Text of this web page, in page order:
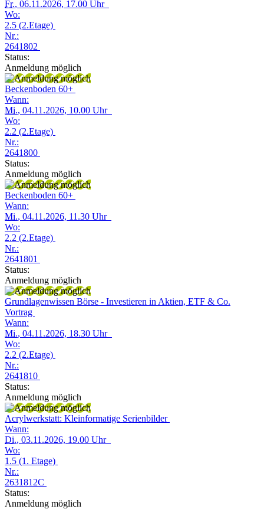
Fr., 06.11.2026, 17.00 Uhr
Wo:
2.5 (2.Etage)
Nr.:
2641802
Status:
Anmeldung möglich
Beckenboden 60+
Wann:
Mi., 04.11.2026, 10.00 Uhr
Wo:
2.2 (2.Etage)
Nr.:
2641800
Status:
Anmeldung möglich
Beckenboden 60+
Wann:
Mi., 04.11.2026, 11.30 Uhr
Wo:
2.2 (2.Etage)
Nr.:
2641801
Status:
Anmeldung möglich
Grundlagenwissen Börse - Investieren in Aktien, ETF & Co.
Vortrag
Wann:
Mi., 04.11.2026, 18.30 Uhr
Wo:
2.2 (2.Etage)
Nr.:
2641810
Status:
Anmeldung möglich
Acrylwerkstatt: Kleinformatige Serienbilder
Wann:
Di., 03.11.2026, 19.00 Uhr
Wo:
1.5 (1. Etage)
Nr.:
2631812C
Status:
Anmeldung möglich